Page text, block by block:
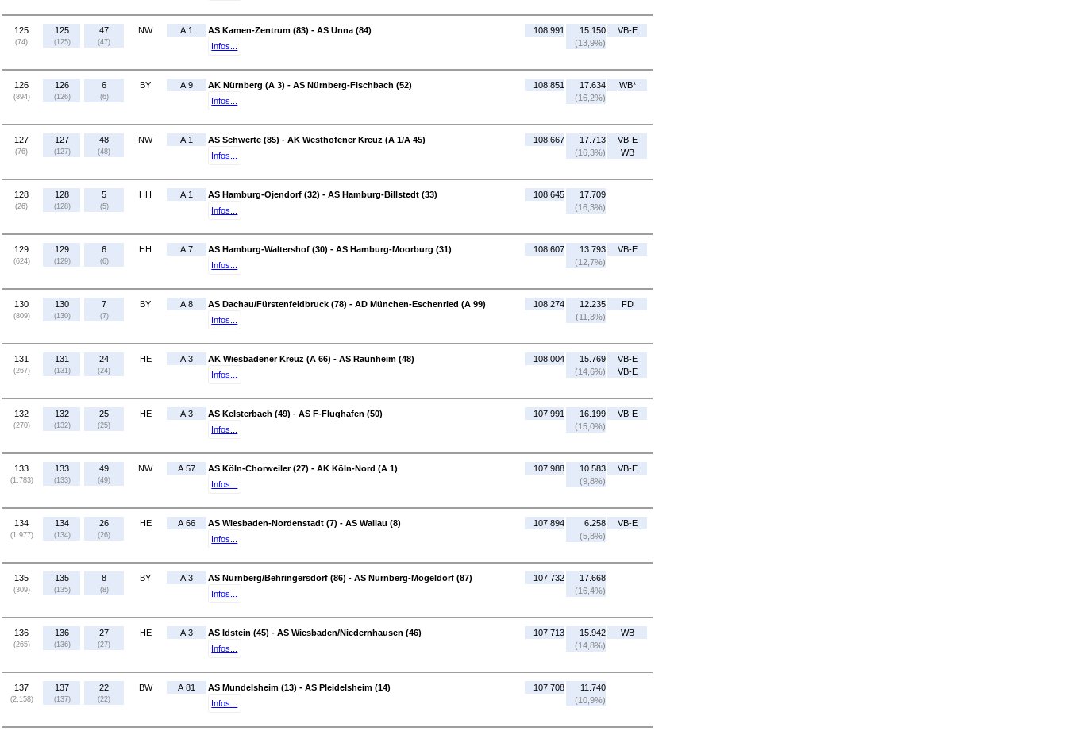
125
(74)
125
(125)
47
(47)
NW A 1
AS Kamen-Zentrum (83) - AS Unna (84)
Infos...
108.991
15.150
(13,9%)
VB-E
126
(894)
126
(126)
6
(6)
BY A 9
AK Nürnberg (A 3) - AS Nürnberg-Fischbach (52)
Infos...
108.851
17.634
(16,2%)
WB*
127
(76)
127
(127)
48
(48)
NW A 1
AS Schwerte (85) - AK Westhofener Kreuz (A 1/A 45)
Infos...
108.667
17.713
(16,3%)
VB-E
WB
128
(26)
128
(128)
5
(5)
HH A 1
AS Hamburg-Öjendorf (32) - AS Hamburg-Billstedt (33)
Infos...
108.645
17.709
(16,3%)
129
(624)
129
(129)
6
(6)
HH A 7
AS Hamburg-Waltershof (30) - AS Hamburg-Moorburg (31)
Infos...
108.607
13.793
(12,7%)
VB-E
130
(809)
130
(130)
7
(7)
BY A 8
AS Dachau/Fürstenfeldbruck (78) - AD München-Eschenried (A 99)
Infos...
108.274
12.235
(11,3%)
FD
131
(267)
131
(131)
24
(24)
HE A 3
AK Wiesbadener Kreuz (A 66) - AS Raunheim (48)
Infos...
108.004
15.769
(14,6%)
VB-E
VB-E
132
(270)
132
(132)
25
(25)
HE A 3
AS Kelsterbach (49) - AS F-Flughafen (50)
Infos...
107.991
16.199
(15,0%)
VB-E
133
(1.783)
133
(133)
49
(49)
NW A 57
AS Köln-Chorweiler (27) - AK Köln-Nord (A 1)
Infos...
107.988
10.583
(9,8%)
VB-E
134
(1.977)
134
(134)
26
(26)
HE A 66
AS Wiesbaden-Nordenstadt (7) - AS Wallau (8)
Infos...
107.894
6.258
(5,8%)
VB-E
135
(309)
135
(135)
8
(8)
BY A 3
AS Nürnberg/Behringersdorf (86) - AS Nürnberg-Mögeldorf (87)
Infos...
107.732
17.668
(16,4%)
136
(265)
136
(136)
27
(27)
HE A 3
AS Idstein (45) - AS Wiesbaden/Niedernhausen (46)
Infos...
107.713
15.942
(14,8%)
WB
137
(2.158)
137
(137)
22
(22)
BW A 81
AS Mundelsheim (13) - AS Pleidelsheim (14)
Infos...
107.708
11.740
(10,9%)